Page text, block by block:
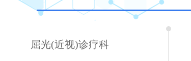
屈光(近视)诊疗科